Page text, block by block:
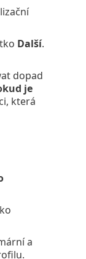
Další.
dopad
je
která
a